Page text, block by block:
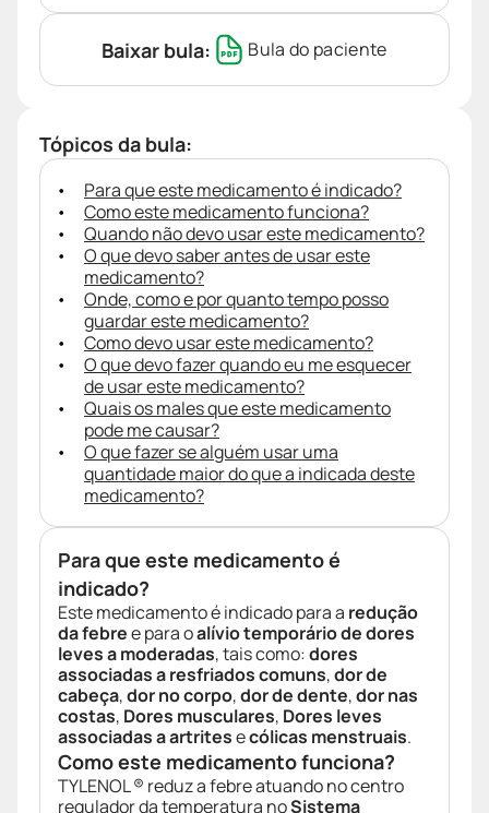
10
Baixar bula: Bula do paciente
Tópicos da bula:
Para que este medicamento é indicado?
Como este medicamento funciona?
Quando não devo usar este medicamento?
O que devo saber antes de usar este
medicamento?
Onde, como e por quanto tempo posso
guardar este medicamento?
Como devo usar este medicamento?
O que devo fazer quando eu me esquecer
de usar este medicamento?
Quais os males que este medicamento
pode me causar?
O que fazer se alguém usar uma
quantidade maior do que a indicada deste
medicamento?
Para que este medicamento é
indicado?
Este medicamento é indicado para a redução
da febree para oalívio temporário de dores
leves a moderadas, tais como:dores
associadas a resfriados comuns,dor de
cabeça,dor no corpo,dor de dente,dor nas
costas, Dores musculares, Dores leves
associadas a artritesecólicas menstruais.
Como este medicamento funciona?
TYLENOL ® reduz a febre atuando no centro
regulador da temperatura noSistema